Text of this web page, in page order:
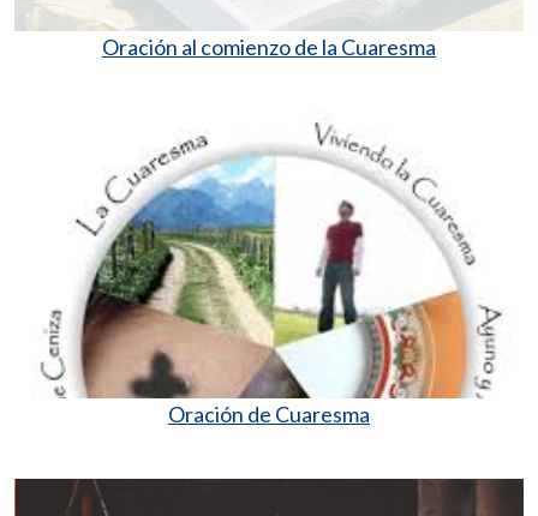
Oración al comienzo de la Cuaresma
Oración de Cuaresma